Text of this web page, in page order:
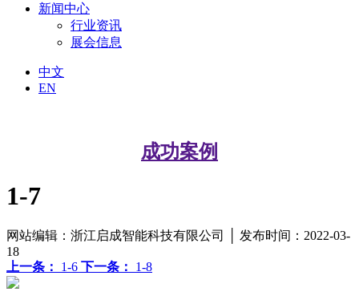
新闻中心
行业资讯
展会信息
中文
EN
成功案例
1-7
网站编辑：浙江启成智能科技有限公司 │ 发布时间：2022-03-
18
上一条：
1-6 下一条： 1-8